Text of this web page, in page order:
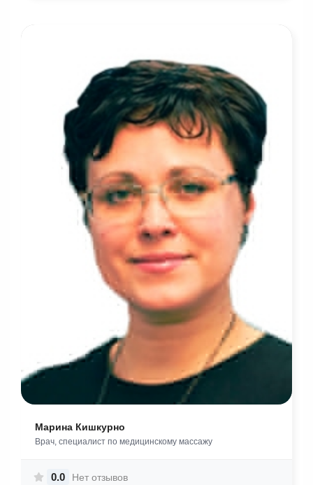
Марина Кишкурно
Врач, специалист по медицинскому массажу
0.0 Нет отзывов